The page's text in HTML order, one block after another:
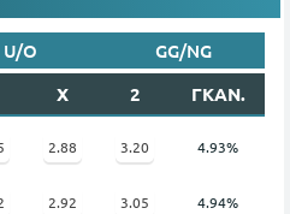
U/O
GG/NG
X 2 ΓΚΑΝ.
2.88 3.20 4.93%
2.92 3.05 4.94%